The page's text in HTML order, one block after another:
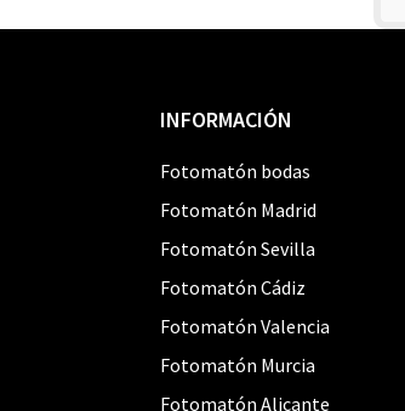
INFORMACIÓN
Fotomatón bodas
Fotomatón Madrid
Fotomatón Sevilla
Fotomatón Cádiz
Fotomatón Valencia
Fotomatón Murcia
Fotomatón Alicante